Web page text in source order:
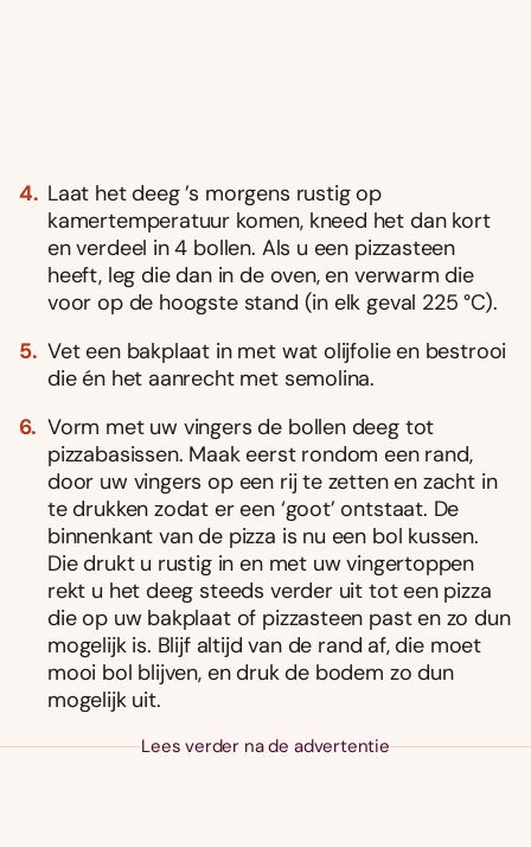
Laat het deeg ’s morgens rustig op
kamertemperatuur komen, kneed het dan kort
en verdeel in 4 bollen. Als u een pizzasteen
heeft, leg die dan in de oven, en verwarm die
voor op de hoogste stand (in elk geval 225 °C).
Vet een bakplaat in met wat olijfolie en bestrooi
die én het aanrecht met semolina.
Vorm met uw vingers de bollen deeg tot
pizzabasissen. Maak eerst rondom een rand,
door uw vingers op een rij te zetten en zacht in
te drukken zodat er een ‘goot’ ontstaat. De
binnenkant van de pizza is nu een bol kussen.
Die drukt u rustig in en met uw vingertoppen
rekt u het deeg steeds verder uit tot een pizza
die op uw bakplaat of pizzasteen past en zo dun
mogelijk is. Blijf altijd van de rand af, die moet
mooi bol blijven, en druk de bodem zo dun
mogelijk uit.
Lees verder na de advertentie